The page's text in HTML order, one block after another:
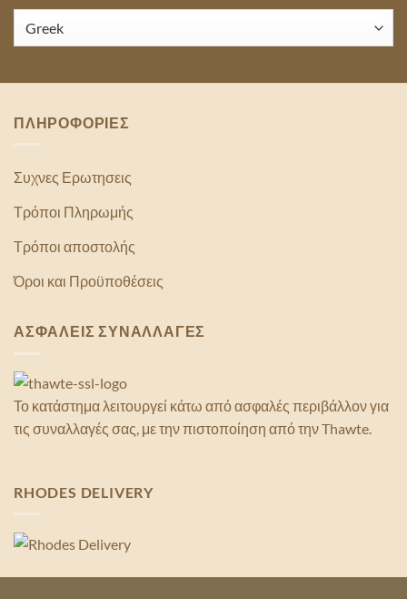
ΠΛΗΡΟΦΟΡΙΕΣ
Συχνες Ερωτησεις
Τρόποι Πληρωμής
Τρόποι αποστολής
Όροι και Προϋποθέσεις
ΑΣΦΑΛΕΙΣ ΣΥΝΑΛΛΑΓΕΣ
Το κατάστημα λειτουργεί κάτω από ασφαλές περιβάλλον για
τις συναλλαγές σας, με την πιστοποίηση από την Thawte.
RHODES DELIVERY